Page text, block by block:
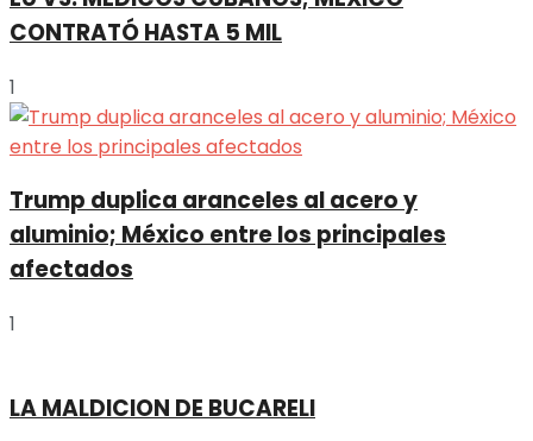
CONTRATÓ HASTA 5 MIL
1
Trump duplica aranceles al acero y
aluminio; México entre los principales
afectados
1
LA MALDICION DE BUCARELI